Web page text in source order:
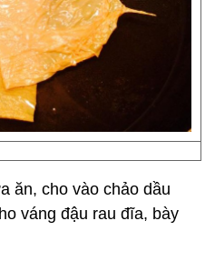
ăn, cho vào chảo dầu
váng đậu rau đĩa, bày